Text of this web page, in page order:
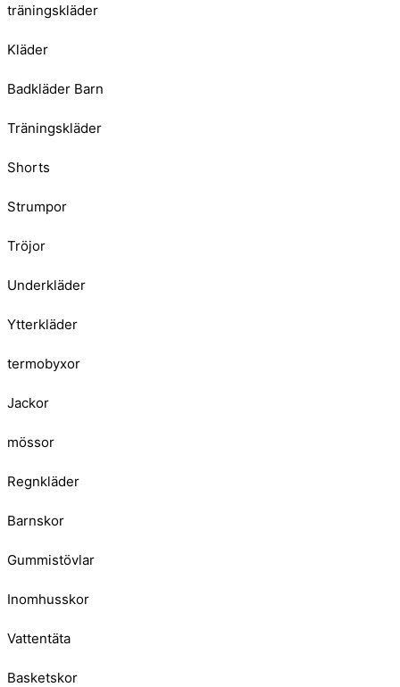
träningskläder
Kläder
Badkläder Barn
Träningskläder
Shorts
Strumpor
Tröjor
Underkläder
Ytterkläder
termobyxor
Jackor
mössor
Regnkläder
Barnskor
Gummistövlar
Inomhusskor
Vattentäta
Basketskor